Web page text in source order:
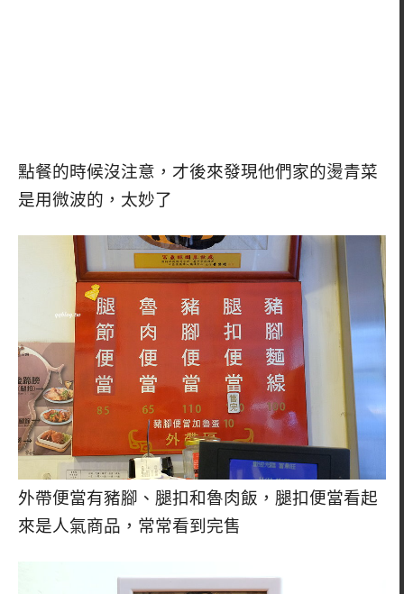
點餐的時候沒注意，才後來發現他們家的燙青菜
是用微波的，太妙了
外帶便當有豬腳、腿扣和魯肉飯，腿扣便當看起
來是人氣商品，常常看到完售